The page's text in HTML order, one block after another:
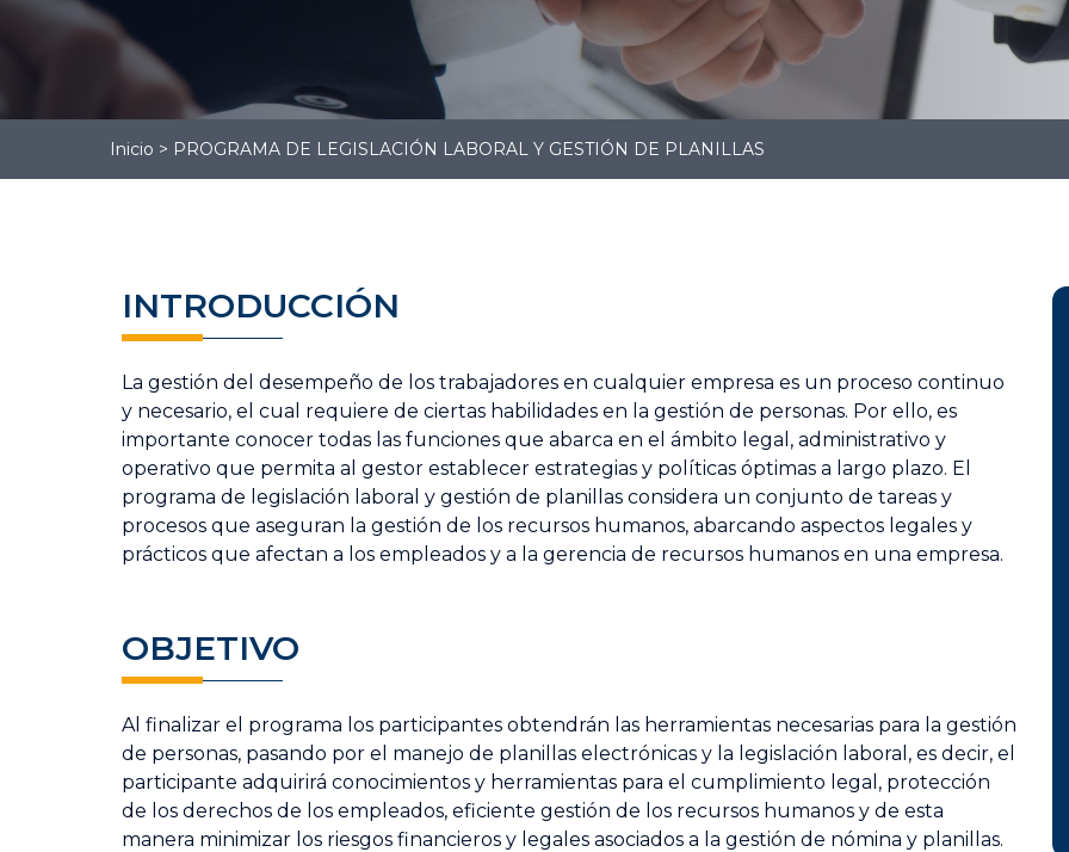
Administrativa
Gestión Logística
Contabilidad
Inicio > PROGRAMA DE LEGISLACIÓN LABORAL Y GESTIÓN DE PLANILLAS
INTRODUCCIÓN
La gestión del desempeño de los trabajadores en cualquier empresa es un proceso continuo
y necesario, el cual requiere de ciertas habilidades en la gestión de personas. Por ello, es
importante conocer todas las funciones que abarca en el ámbito legal, administrativo y
operativo que permita al gestor establecer estrategias y políticas óptimas a largo plazo. El
programa de legislación laboral y gestión de planillas considera un conjunto de tareas y
procesos que aseguran la gestión de los recursos humanos, abarcando aspectos legales y
prácticos que afectan a los empleados y a la gerencia de recursos humanos en una empresa.
OBJETIVO
Al finalizar el programa los participantes obtendrán las herramientas necesarias para la gestión
de personas, pasando por el manejo de planillas electrónicas y la legislación laboral, es decir, el
participante adquirirá conocimientos y herramientas para el cumplimiento legal, protección
de los derechos de los empleados, eficiente gestión de los recursos humanos y de esta
manera minimizar los riesgos financieros y legales asociados a la gestión de nómina y planillas.